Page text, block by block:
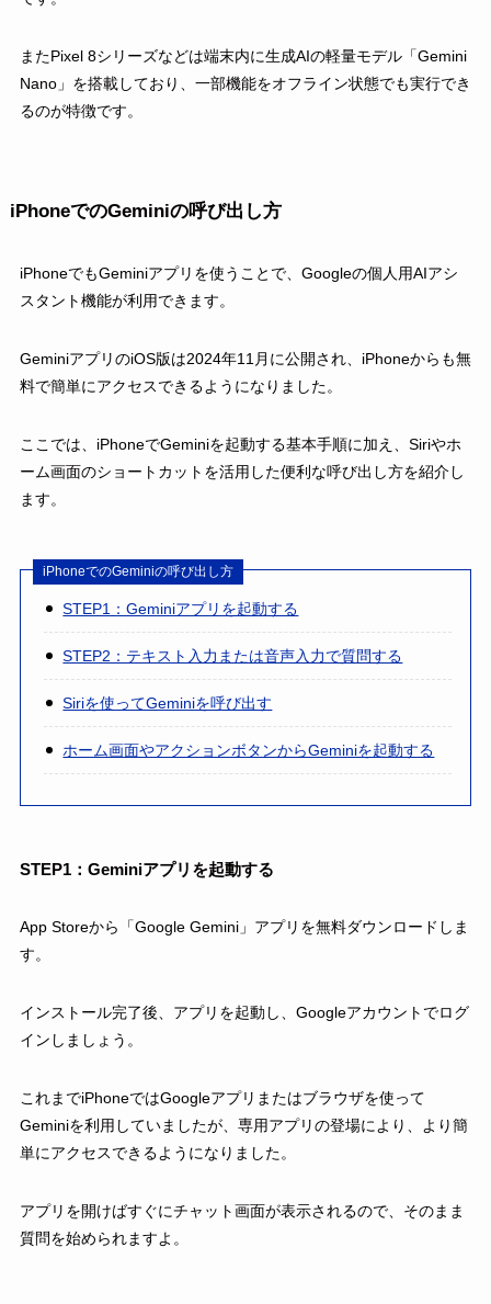
またPixel 8シリーズなどは端末内に生成AIの軽量モデル「Gemini
Nano」を搭載しており、一部機能をオフライン状態でも実行でき
るのが特徴です。
iPhoneでのGeminiの呼び出し方
iPhoneでもGeminiアプリを使うことで、Googleの個人用AIアシ
スタント機能が利用できます。
GeminiアプリのiOS版は2024年11月に公開され、iPhoneからも無
料で簡単にアクセスできるようになりました。
ここでは、iPhoneでGeminiを起動する基本手順に加え、Siriやホ
ーム画面のショートカットを活用した便利な呼び出し方を紹介し
ます。
iPhoneでのGeminiの呼び出し方
STEP1：Geminiアプリを起動する
STEP2：テキスト入力または音声入力で質問する
Siriを使ってGeminiを呼び出す
ホーム画面やアクションボタンからGeminiを起動する
STEP1：Geminiアプリを起動する
App Storeから「Google Gemini」アプリを無料ダウンロードしま
す。
インストール完了後、アプリを起動し、Googleアカウントでログ
インしましょう。
これまでiPhoneではGoogleアプリまたはブラウザを使って
Geminiを利用していましたが、専用アプリの登場により、より簡
単にアクセスできるようになりました。
アプリを開けばすぐにチャット画面が表示されるので、そのまま
質問を始められますよ。